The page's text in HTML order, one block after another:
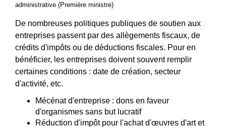
administrative (Première ministre)
De nombreuses politiques publiques de soutien aux
entreprises passent par des allègements fiscaux, de
crédits d'impôts ou de déductions fiscales. Pour en
bénéficier, les entreprises doivent souvent remplir
certaines conditions : date de création, secteur
d'activité, etc.
Mécénat d'entreprise : dons en faveur
d'organismes sans but lucratif
Réduction d'impôt pour l'achat d'œuvres d'art et